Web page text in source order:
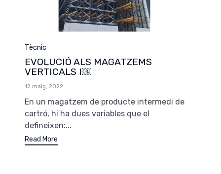
Category
Tècnic
EVOLUCIÓ ALS MAGATZEMS
VERTICALS I￼
12 maig, 2022
En un magatzem de producte intermedi de
cartró, hi ha dues variables que el
defineixen:...
Read More